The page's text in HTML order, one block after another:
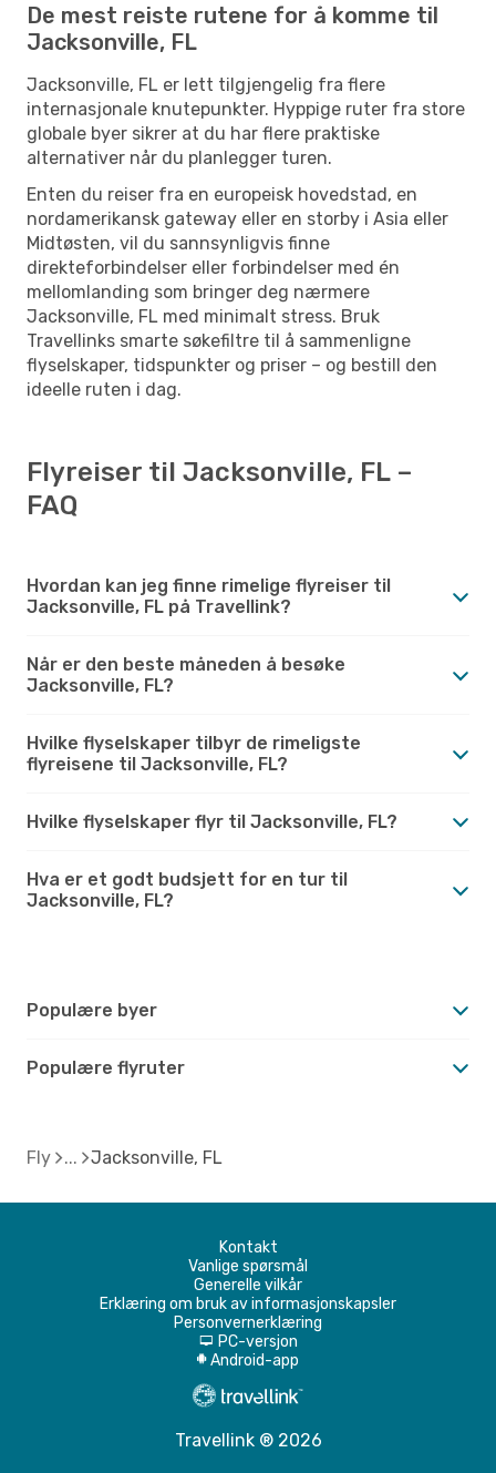
De mest reiste rutene for å komme til
Jacksonville, FL
Jacksonville, FL er lett tilgjengelig fra flere
internasjonale knutepunkter. Hyppige ruter fra store
globale byer sikrer at du har flere praktiske
alternativer når du planlegger turen.
Enten du reiser fra en europeisk hovedstad, en
nordamerikansk gateway eller en storby i Asia eller
Midtøsten, vil du sannsynligvis finne
direkteforbindelser eller forbindelser med én
mellomlanding som bringer deg nærmere
Jacksonville, FL med minimalt stress. Bruk
Travellinks smarte søkefiltre til å sammenligne
flyselskaper, tidspunkter og priser – og bestill den
ideelle ruten i dag.
Flyreiser til Jacksonville, FL –
FAQ
Hvordan kan jeg finne rimelige flyreiser til
Jacksonville, FL på Travellink?
Når er den beste måneden å besøke
Jacksonville, FL?
Hvilke flyselskaper tilbyr de rimeligste
flyreisene til Jacksonville, FL?
Hvilke flyselskaper flyr til Jacksonville, FL?
Hva er et godt budsjett for en tur til
Jacksonville, FL?
Populære byer
Populære flyruter
Fly Jacksonville, FL
Kontakt
Vanlige spørsmål
Generelle vilkår
Erklæring om bruk av informasjonskapsler
Personvernerklæring
d PC-versjon
A Android-app
Travellink ® 2026